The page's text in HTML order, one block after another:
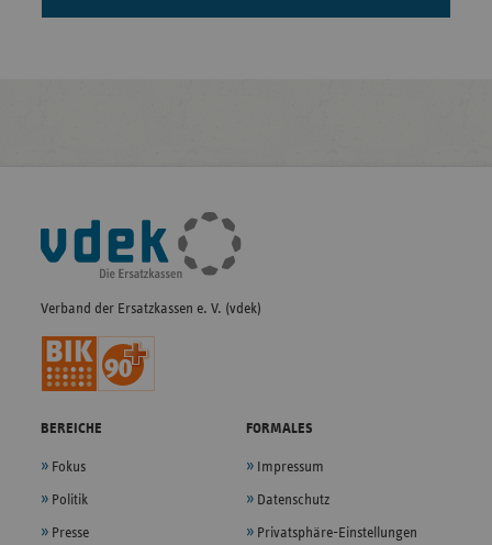
Fußleisten-
Navigation
Verband der Ersatzkassen e. V. (vdek)
BEREICHE
Fokus
Politik
Presse
FORMALES
Impressum
Datenschutz
Privatsphäre-Einstellungen